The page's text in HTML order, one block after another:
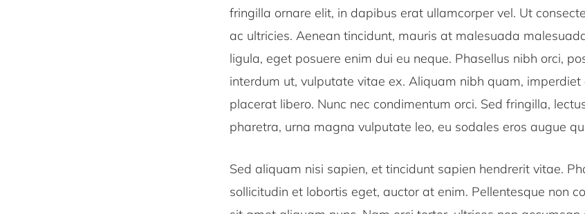
fringilla ornare elit, in dapibus erat ullamcorper vel. Ut
ac ultricies. Aenean tincidunt, mauris at malesuada
ligula, eget posuere enim dui eu neque. Phasellus nibh orci,
interdum ut, vulputate vitae ex. Aliquam nibh quam,
placerat libero. Nunc nec condimentum orci. Sed fringilla,
pharetra, urna magna vulputate leo, eu sodales eros augue
Sed aliquam nisi sapien, et tincidunt sapien hendrerit vitae.
sollicitudin et lobortis eget, auctor at enim. Pellentesque non